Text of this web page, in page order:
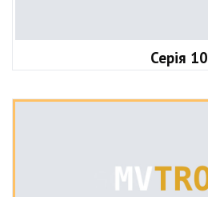
Серія 10